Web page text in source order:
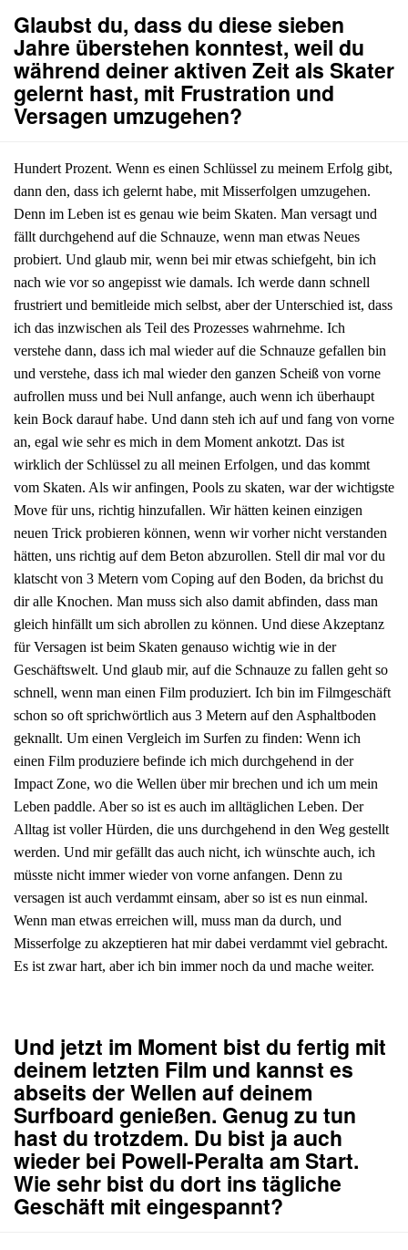
Glaubst du, dass du diese sieben
Jahre überstehen konntest, weil du
während deiner aktiven Zeit als Skater
gelernt hast, mit Frustration und
Versagen umzugehen?
Hundert Prozent. Wenn es einen Schlüssel zu meinem Erfolg gibt,
dann den, dass ich gelernt habe, mit Misserfolgen umzugehen.
Denn im Leben ist es genau wie beim Skaten. Man versagt und
fällt durchgehend auf die Schnauze, wenn man etwas Neues
probiert. Und glaub mir, wenn bei mir etwas schiefgeht, bin ich
nach wie vor so angepisst wie damals. Ich werde dann schnell
frustriert und bemitleide mich selbst, aber der Unterschied ist, dass
ich das inzwischen als Teil des Prozesses wahrnehme. Ich
verstehe dann, dass ich mal wieder auf die Schnauze gefallen bin
und verstehe, dass ich mal wieder den ganzen Scheiß von vorne
aufrollen muss und bei Null anfange, auch wenn ich überhaupt
kein Bock darauf habe. Und dann steh ich auf und fang von vorne
an, egal wie sehr es mich in dem Moment ankotzt. Das ist
wirklich der Schlüssel zu all meinen Erfolgen, und das kommt
vom Skaten. Als wir anfingen, Pools zu skaten, war der wichtigste
Move für uns, richtig hinzufallen. Wir hätten keinen einzigen
neuen Trick probieren können, wenn wir vorher nicht verstanden
hätten, uns richtig auf dem Beton abzurollen. Stell dir mal vor du
klatscht von 3 Metern vom Coping auf den Boden, da brichst du
dir alle Knochen. Man muss sich also damit abfinden, dass man
gleich hinfällt um sich abrollen zu können. Und diese Akzeptanz
für Versagen ist beim Skaten genauso wichtig wie in der
Geschäftswelt. Und glaub mir, auf die Schnauze zu fallen geht so
schnell, wenn man einen Film produziert. Ich bin im Filmgeschäft
schon so oft sprichwörtlich aus 3 Metern auf den Asphaltboden
geknallt. Um einen Vergleich im Surfen zu finden: Wenn ich
einen Film produziere befinde ich mich durchgehend in der
Impact Zone, wo die Wellen über mir brechen und ich um mein
Leben paddle. Aber so ist es auch im alltäglichen Leben. Der
Alltag ist voller Hürden, die uns durchgehend in den Weg gestellt
werden. Und mir gefällt das auch nicht, ich wünschte auch, ich
müsste nicht immer wieder von vorne anfangen. Denn zu
versagen ist auch verdammt einsam, aber so ist es nun einmal.
Wenn man etwas erreichen will, muss man da durch, und
Misserfolge zu akzeptieren hat mir dabei verdammt viel gebracht.
Es ist zwar hart, aber ich bin immer noch da und mache weiter.
Und jetzt im Moment bist du fertig mit
deinem letzten Film und kannst es
abseits der Wellen auf deinem
Surfboard genießen. Genug zu tun
hast du trotzdem. Du bist ja auch
wieder bei Powell-Peralta am Start.
Wie sehr bist du dort ins tägliche
Geschäft mit eingespannt?